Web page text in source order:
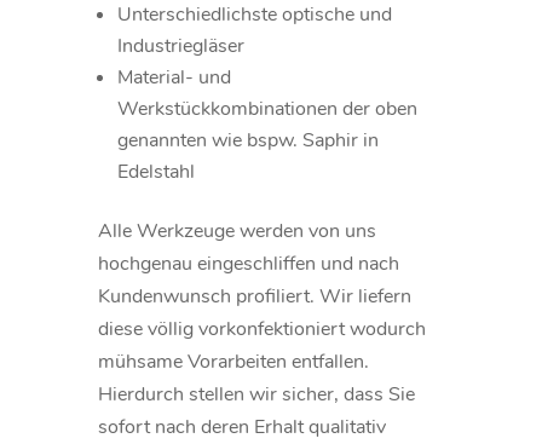
Unterschiedlichste optische und
Industriegläser
Material- und
Werkstückkombinationen der oben
genannten wie bspw. Saphir in
Edelstahl
Alle Werkzeuge werden von uns
hochgenau eingeschliffen und nach
Kundenwunsch profiliert. Wir liefern
diese völlig vorkonfektioniert wodurch
mühsame Vorarbeiten entfallen.
Hierdurch stellen wir sicher, dass Sie
sofort nach deren Erhalt qualitativ